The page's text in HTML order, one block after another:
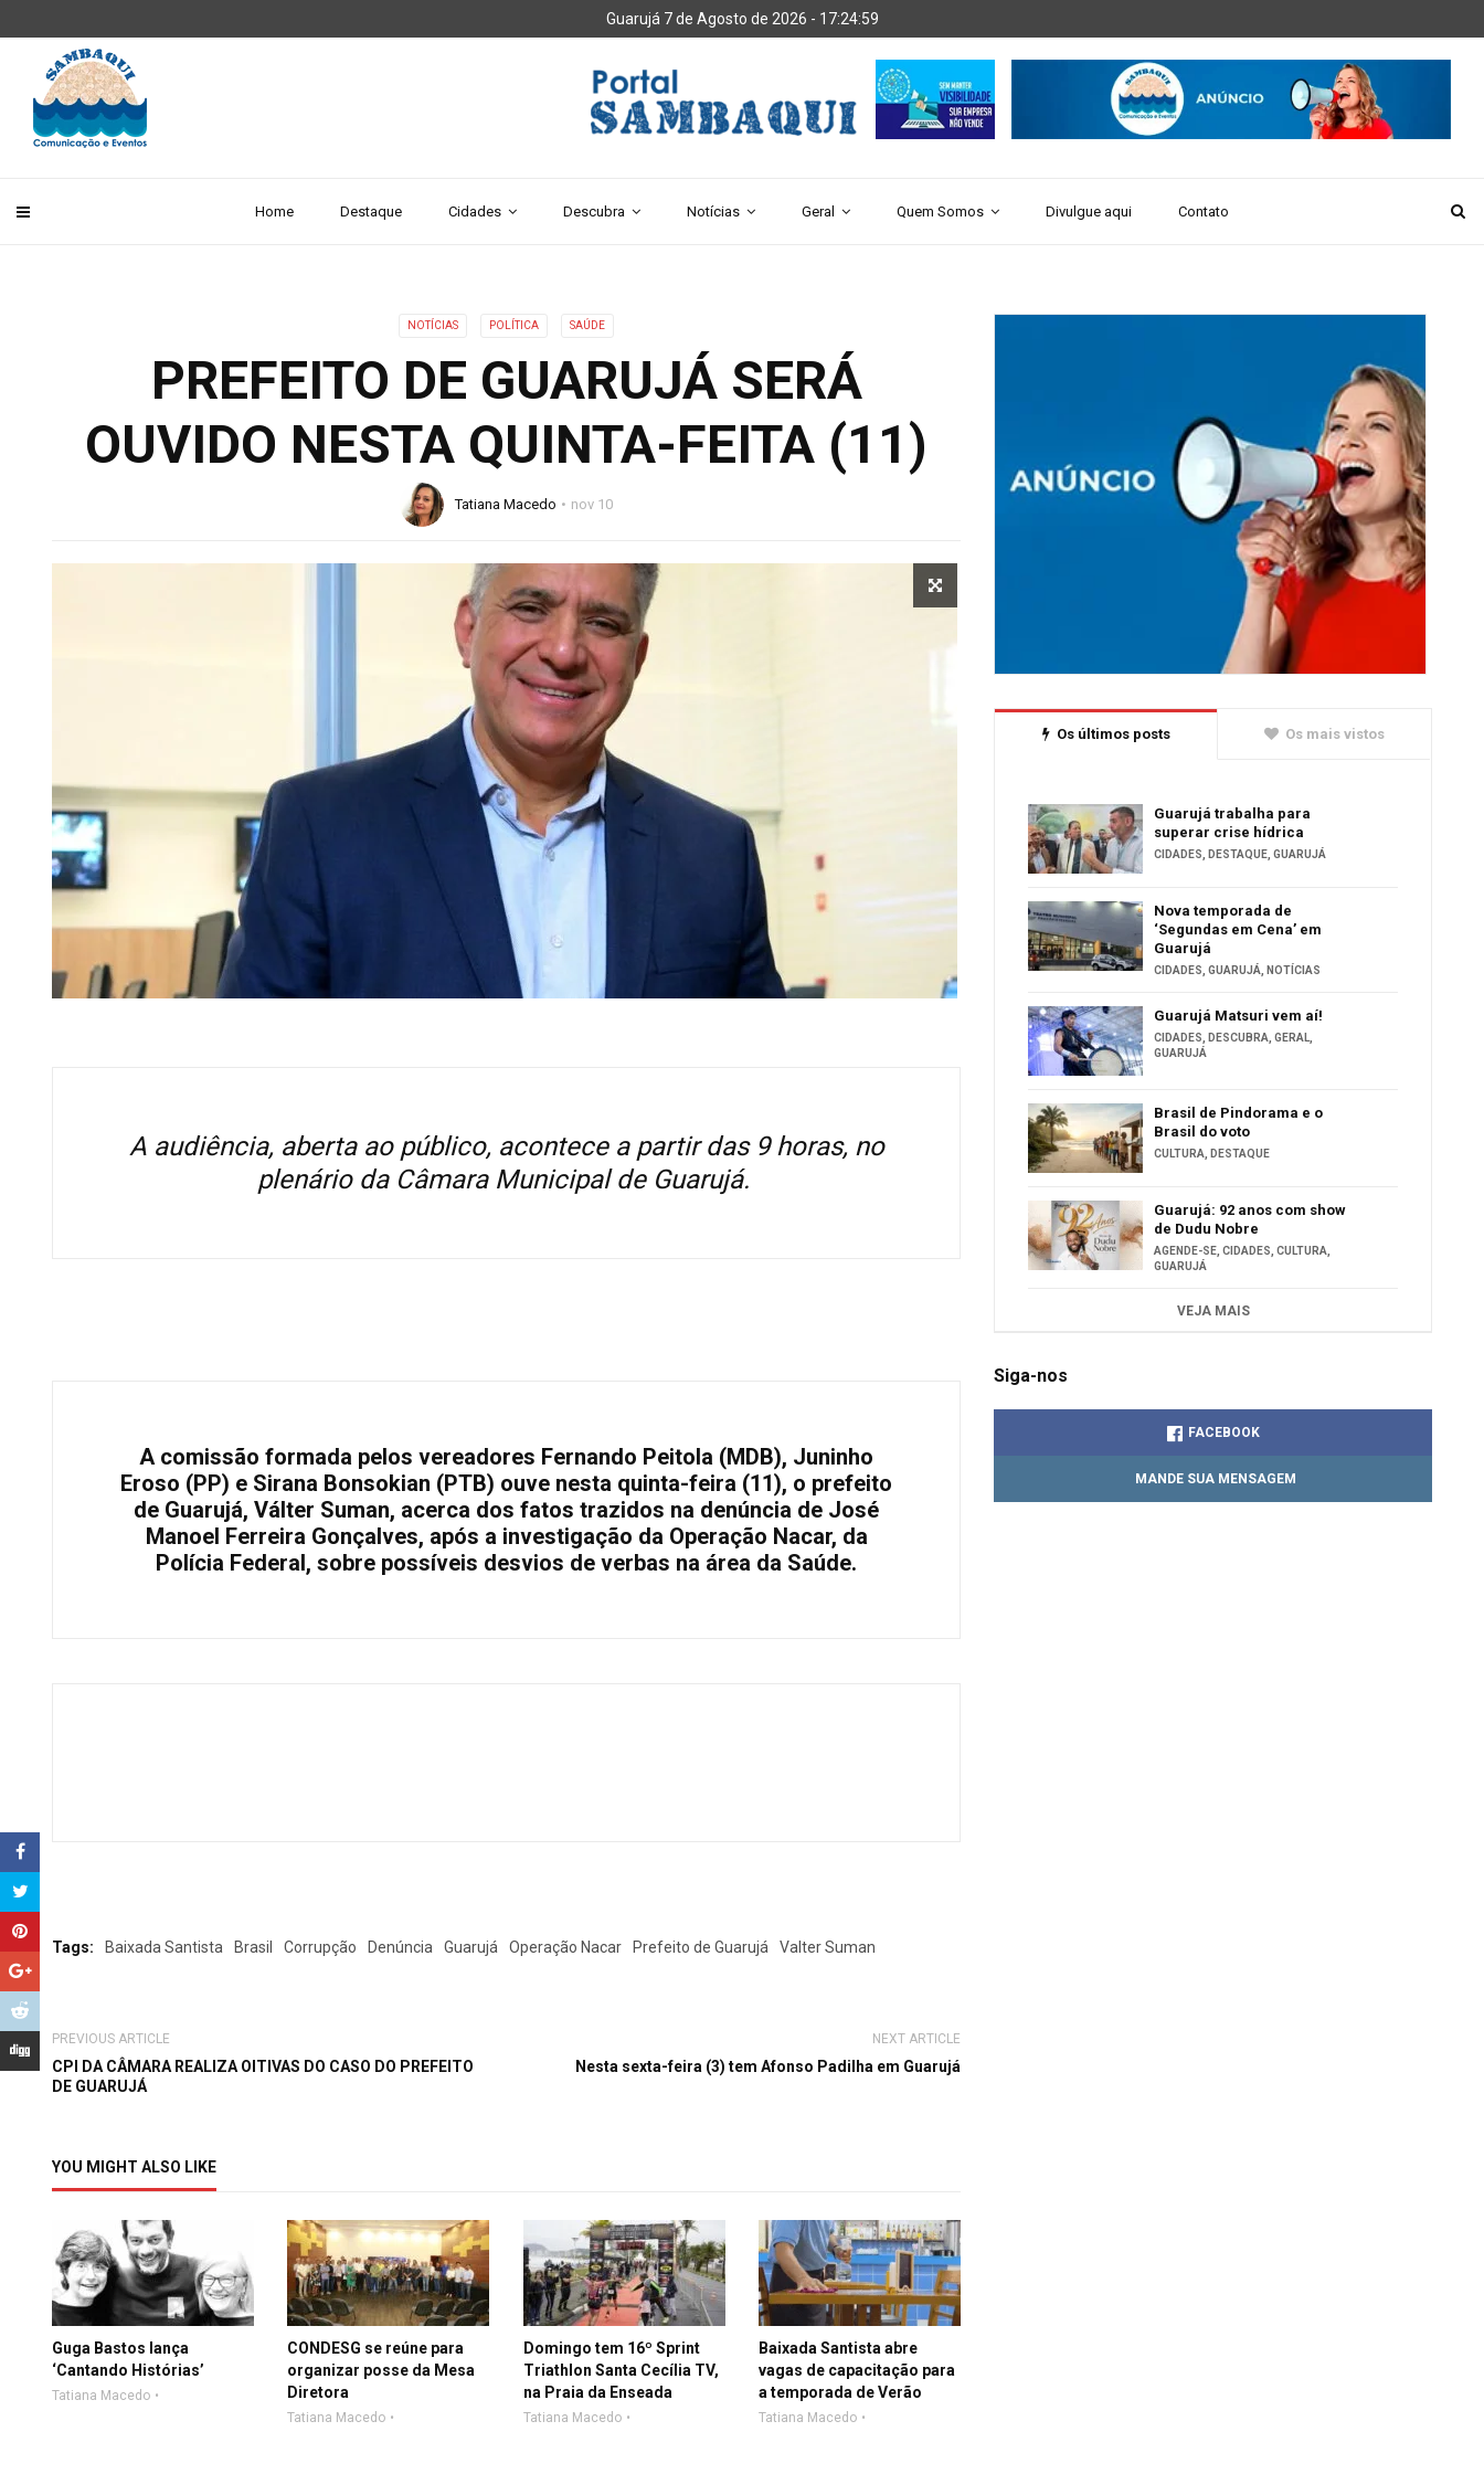
Guarujá 7 de Agosto de 2026 - 17:25:00
Home Destaque Cidades Descubra Notícias Geral Quem Somos Divulgue aqui Contato
NOTÍCIAS POLÍTICA SAÚDE
PREFEITO DE GUARUJÁ SERÁ
OUVIDO NESTA QUINTA-FEITA (11)
Tatiana Macedo nov 10
A audiência, aberta ao público, acontece a partir das 9 horas, no
plenário da Câmara Municipal de Guarujá.
A comissão formada pelos vereadores Fernando Peitola (MDB), Juninho
Eroso (PP) e Sirana Bonsokian (PTB) ouve nesta quinta-feira (11), o prefeito
de Guarujá, Válter Suman, acerca dos fatos trazidos na denúncia de José
Manoel Ferreira Gonçalves, após a investigação da Operação Nacar, da
Polícia Federal, sobre possíveis desvios de verbas na área da Saúde.
Tags: Baixada Santista Brasil Corrupção Denúncia Guarujá Operação Nacar Prefeito de Guarujá Valter Suman
PREVIOUS ARTICLE
CPI DA CÂMARA REALIZA OITIVAS DO CASO DO PREFEITO
DE GUARUJÁ
NEXT ARTICLE
Nesta sexta-feira (3) tem Afonso Padilha em Guarujá
YOU MIGHT ALSO LIKE
Guga Bastos lança
‘Cantando Histórias’
Tatiana Macedo
CONDESG se reúne para
organizar posse da Mesa
Diretora
Tatiana Macedo
Domingo tem 16º Sprint
Triathlon Santa Cecília TV,
na Praia da Enseada
Tatiana Macedo
Baixada Santista abre
vagas de capacitação para
a temporada de Verão
Tatiana Macedo
Os últimos posts Os mais vistos
Guarujá trabalha para
superar crise hídrica
CIDADES, DESTAQUE,GUARUJÁ
Nova temporada de
‘Segundas em Cena’ em
Guarujá
CIDADES,GUARUJÁ, NOTÍCIAS
Guarujá Matsuri vem aí!
CIDADES, DESCUBRA,GERAL,
GUARUJÁ
Brasil de Pindorama e o
Brasil do voto
CULTURA, DESTAQUE
Guarujá: 92 anos com show
de Dudu Nobre
AGENDE-SE,CIDADES,CULTURA,
GUARUJÁ
VEJA MAIS
Siga-nos
FACEBOOK
MANDE SUA MENSAGEM